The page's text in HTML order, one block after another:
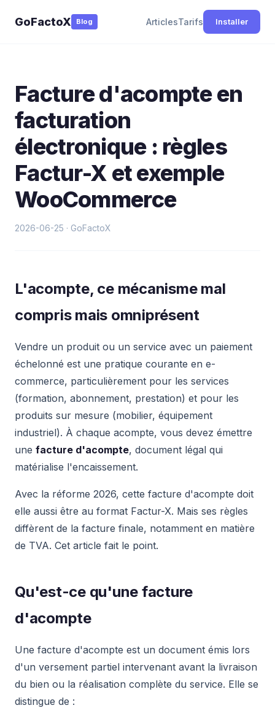
GoFactoX Blog ArticlesTarifs Installer
Facture d'acompte en
facturation
électronique : règles
Factur-X et exemple
WooCommerce
2026-06-25 · GoFactoX
L'acompte, ce mécanisme mal
compris mais omniprésent
Vendre un produit ou un service avec un paiement
échelonné est une pratique courante en e-
commerce, particulièrement pour les services
(formation, abonnement, prestation) et pour les
produits sur mesure (mobilier, équipement
industriel). À chaque acompte, vous devez émettre
une facture d'acompte, document légal qui
matérialise l'encaissement.
Avec la réforme 2026, cette facture d'acompte doit
elle aussi être au format Factur-X. Mais ses règles
diffèrent de la facture finale, notamment en matière
de TVA. Cet article fait le point.
Qu'est-ce qu'une facture
d'acompte
Une facture d'acompte est un document émis lors
d'un versement partiel intervenant avant la livraison
du bien ou la réalisation complète du service. Elle se
distingue de :